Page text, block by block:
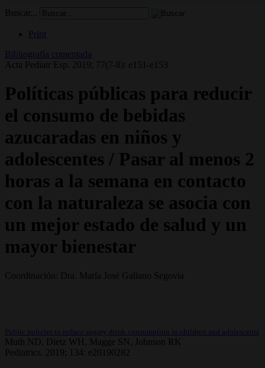
Buscar...
Print
Bibliografía comentada
Acta Pediatr Esp. 2019; 77(7-8): e151-e153
Políticas públicas para reducir
el consumo de bebidas
azucaradas en niños y
adolescentes / Pasar al menos 2
horas a la semana en contacto
con la naturaleza se asocia con
un mejor estado de salud y un
mayor bienestar
Coordinación: Dra. María José Galiano Segovia
Public policies to reduce sugary drink consumption in children and adolescents
Muth ND, Dietz WH, Magge SN, Johnson RK
Pediatrics. 2019; 134: e20190282